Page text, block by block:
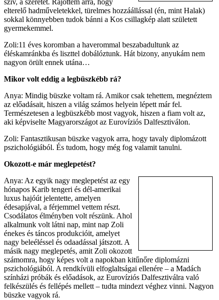
szív, a szeretet. Rájöttem arra, hogy
elterelő hadműveletekkel, türelmes hozzáállással (én, mint Halak)
sokkal könnyebben tudok bánni a Kos csillagkép alatt született
gyermekemmel.
Zoli:11 éves koromban a haverommal beszabadultunk az
éléskamránkba és liszttel dobálóztunk. Hát bizony, anyukám nem
nagyon örült ennek utána…
Mikor volt eddig a legbüszkébb rá?
Anya: Mindig büszke voltam rá. Amikor csak tehettem, megnéztem
az előadásait, hiszen a világ számos helyein lépett már fel.
Természetesen a legbüszkébb most vagyok, hiszen a fiam volt az,
aki képviselte Magyarországot az Eurovíziós Dalfesztiválon.
Zoli: Fantasztikusan büszke vagyok arra, hogy tavaly diplomázott
pszichológiából. És tudom, hogy még fog valamit tanulni.
Okozott-e már meglepetést?
Anya: Az egyik nagy meglepetést az egy
hónapos Karib tengeri és dél-amerikai
luxus hajóút jelentette, amelyen
édesapjával, a férjemmel vettem részt.
Csodálatos élményben volt részünk. Ahol
alkalmunk volt látni nap, mint nap Zoli
énekes és táncos produkcióit, amelyet
nagy beleéléssel és odaadással játszott. A
másik nagy meglepetés, amit Zoli okozott
számomra, hogy képes volt a napokban kitűnőre diplomázni
pszichológiából. A rendkívüli elfoglaltságai ellenére – a Madách
színházi próbák és előadások, az Eurovíziós Dalfesztiválra való
felkészülés és fellépés mellett – tudta mindezt véghez vinni. Nagyon
büszke vagyok rá.